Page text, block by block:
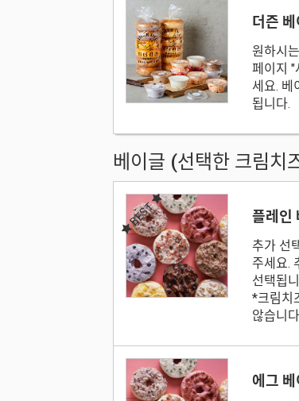
더즌
원하시
페이지 "
세요. 베
됩니다.
베이글 (선택한 크림치
BEST 플레인
추가 선
주세요.
선택됩
*크림치
않습니다
에그